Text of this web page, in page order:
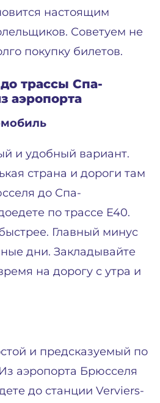
настоящим
Советуем не
покупку билетов.
трассы Спа-
аэропорта
и удобный вариант.
страна и дороги там
до Спа-
по трассе E40.
Главный минус
дни. Закладывайте
на дорогу с утра и
и предсказуемый по
аэропорта Брюсселя
до станции Verviers-